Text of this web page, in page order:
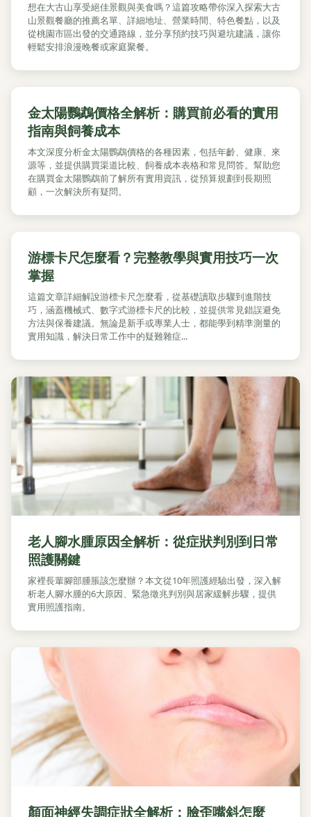
想在大古山享受絕佳景觀與美食嗎？這篇攻略帶你深入探索大古
山景觀餐廳的推薦名單、詳細地址、營業時間、特色餐點，以及
從桃園市區出發的交通路線，並分享預約技巧與避坑建議，讓你
輕鬆安排浪漫晚餐或家庭聚餐。
金太陽鸚鵡價格全解析：購買前必看的實用
指南與飼養成本
本文深度分析金太陽鸚鵡價格的各種因素，包括年齡、健康、來
源等，並提供購買渠道比較、飼養成本表格和常見問答。幫助您
在購買金太陽鸚鵡前了解所有實用資訊，從預算規劃到長期照
顧，一次解決所有疑問。
游標卡尺怎麼看？完整教學與實用技巧一次
掌握
這篇文章詳細解說游標卡尺怎麼看，從基礎讀取步驟到進階技
巧，涵蓋機械式、數字式游標卡尺的比較，並提供常見錯誤避免
方法與保養建議。無論是新手或專業人士，都能學到精準測量的
實用知識，解決日常工作中的疑難雜症...
老人腳水腫原因全解析：從症狀判別到日常
照護關鍵
家裡長輩腳部腫脹該怎麼辦？本文從10年照護經驗出發，深入解
析老人腳水腫的6大原因、緊急徵兆判別與居家緩解步驟，提供
實用照護指南。
顏面神經失調症狀全解析：臉歪嘴斜怎麼